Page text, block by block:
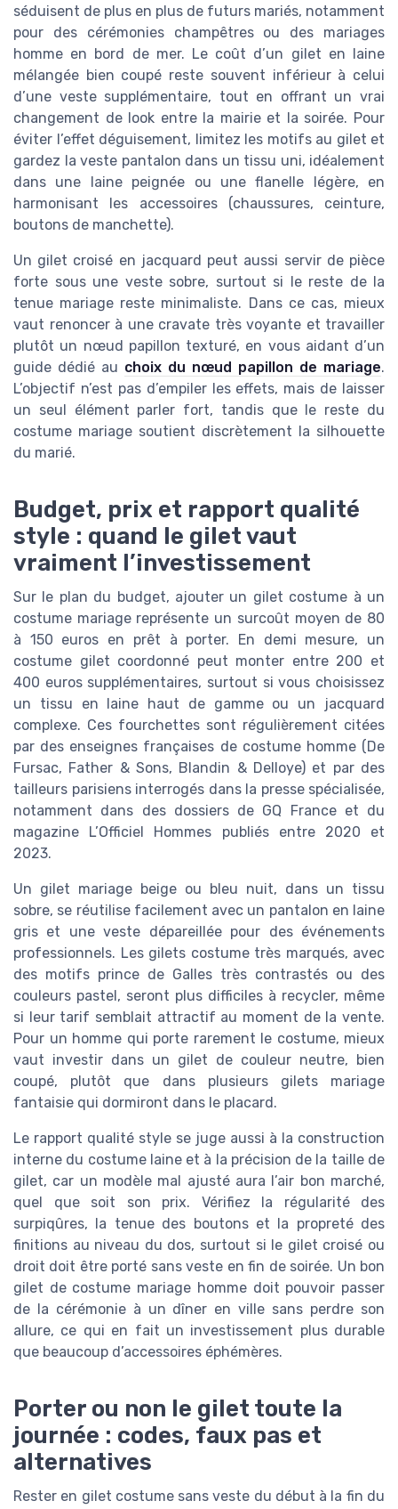
séduisent de plus en plus de futurs mariés, notamment
pour des cérémonies champêtres ou des mariages
homme en bord de mer. Le coût d’un gilet en laine
mélangée bien coupé reste souvent inférieur à celui
d’une veste supplémentaire, tout en offrant un vrai
changement de look entre la mairie et la soirée. Pour
éviter l’effet déguisement, limitez les motifs au gilet et
gardez la veste pantalon dans un tissu uni, idéalement
dans une laine peignée ou une flanelle légère, en
harmonisant les accessoires (chaussures, ceinture,
boutons de manchette).
Un gilet croisé en jacquard peut aussi servir de pièce
forte sous une veste sobre, surtout si le reste de la
tenue mariage reste minimaliste. Dans ce cas, mieux
vaut renoncer à une cravate très voyante et travailler
plutôt un nœud papillon texturé, en vous aidant d’un
guide dédié au choix du nœud papillon de mariage.
L’objectif n’est pas d’empiler les effets, mais de laisser
un seul élément parler fort, tandis que le reste du
costume mariage soutient discrètement la silhouette
du marié.
Budget, prix et rapport qualité
style : quand le gilet vaut
vraiment l’investissement
Sur le plan du budget, ajouter un gilet costume à un
costume mariage représente un surcoût moyen de 80
à 150 euros en prêt à porter. En demi mesure, un
costume gilet coordonné peut monter entre 200 et
400 euros supplémentaires, surtout si vous choisissez
un tissu en laine haut de gamme ou un jacquard
complexe. Ces fourchettes sont régulièrement citées
par des enseignes françaises de costume homme (De
Fursac, Father & Sons, Blandin & Delloye) et par des
tailleurs parisiens interrogés dans la presse spécialisée,
notamment dans des dossiers de GQ France et du
magazine L’Officiel Hommes publiés entre 2020 et
2023.
Un gilet mariage beige ou bleu nuit, dans un tissu
sobre, se réutilise facilement avec un pantalon en laine
gris et une veste dépareillée pour des événements
professionnels. Les gilets costume très marqués, avec
des motifs prince de Galles très contrastés ou des
couleurs pastel, seront plus difficiles à recycler, même
si leur tarif semblait attractif au moment de la vente.
Pour un homme qui porte rarement le costume, mieux
vaut investir dans un gilet de couleur neutre, bien
coupé, plutôt que dans plusieurs gilets mariage
fantaisie qui dormiront dans le placard.
Le rapport qualité style se juge aussi à la construction
interne du costume laine et à la précision de la taille de
gilet, car un modèle mal ajusté aura l’air bon marché,
quel que soit son prix. Vérifiez la régularité des
surpiqûres, la tenue des boutons et la propreté des
finitions au niveau du dos, surtout si le gilet croisé ou
droit doit être porté sans veste en fin de soirée. Un bon
gilet de costume mariage homme doit pouvoir passer
de la cérémonie à un dîner en ville sans perdre son
allure, ce qui en fait un investissement plus durable
que beaucoup d’accessoires éphémères.
Porter ou non le gilet toute la
journée : codes, faux pas et
alternatives
Rester en gilet costume sans veste du début à la fin du